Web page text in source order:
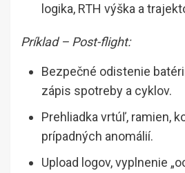
logika, RTH výška a
Príklad – Post-flight:
Bezpečné odistenie
zápis spotreby a cyklov.
Prehliadka vrtúľ, ramien,
prípadných anomálií.
Upload logov, vyplnenie